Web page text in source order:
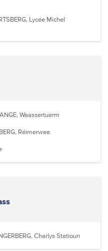
Lycée Michel
Waassertuerm
Réimerwee
Charlys Statioun